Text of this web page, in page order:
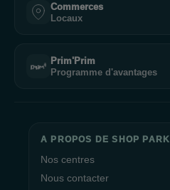
Commerces
Locaux
Prim'Prim
Programme d'avantages
A PROPOS DE SHOP PARK
Nos centres
Nous contacter